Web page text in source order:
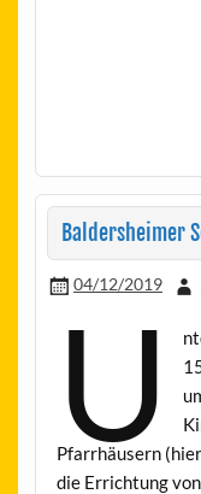
Baldersheimer
04/12/2019
U
Pfarrhäusern
die Errichtung